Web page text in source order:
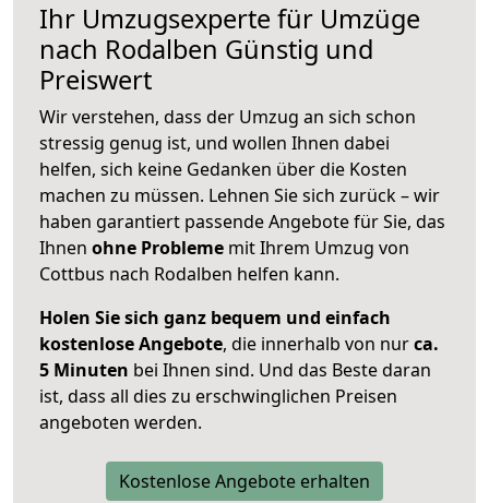
Ihr Umzugsexperte für Umzüge
nach Rodalben Günstig und
Preiswert
Wir verstehen, dass der Umzug an sich schon
stressig genug ist, und wollen Ihnen dabei
helfen, sich keine Gedanken über die Kosten
machen zu müssen. Lehnen Sie sich zurück – wir
haben garantiert passende Angebote für Sie, das
Ihnen ohne Probleme mit Ihrem Umzug von
Cottbus nach Rodalben helfen kann.
Holen Sie sich ganz bequem und einfach
kostenlose Angebote, die innerhalb von nurca.
5 Minuten bei Ihnen sind. Und das Beste daran
ist, dass all dies zu erschwinglichen Preisen
angeboten werden.
Kostenlose Angebote erhalten